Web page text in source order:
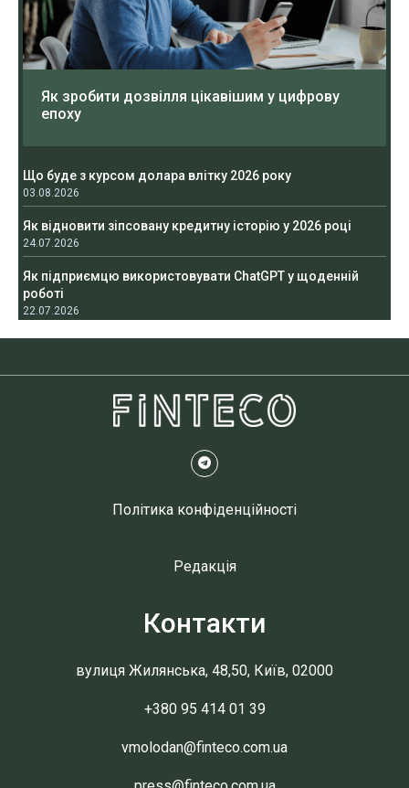
Як зробити дозвілля цікавішим у цифрову
епоху
Що буде з курсом долара влітку 2026 року
03.08.2026
Як відновити зіпсовану кредитну історію у 2026 році
24.07.2026
Як підприємцю використовувати ChatGPT у щоденній
роботі
22.07.2026
Політика конфіденційності
Редакція
Контакти
вулиця Жилянська, 48,50, Київ, 02000
+380 95 414 01 39
vmolodan@finteco.com.ua